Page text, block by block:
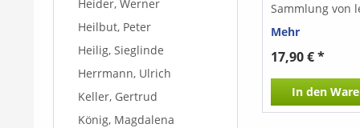
Heider, Werner
Heilbut, Peter
Heilig, Sieglinde
Herrmann, Ulrich
Keller, Gertrud
König, Magdalena
Sammlung von
Gitarrenstücken
Gitarren. Die
verträumt,
melancholisch
meditativen
Inklusive
Mehr
17,90 € *
In den